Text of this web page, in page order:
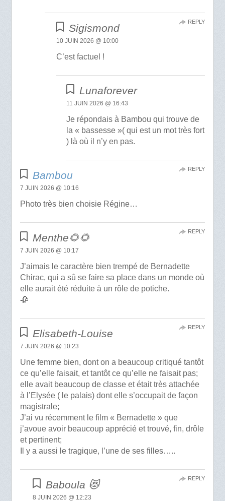
Sigismond
10 JUIN 2026 @ 10:00
C’est factuel !
REPLY
Lunaforever
11 JUIN 2026 @ 16:43
Je répondais à Bambou qui trouve de
la « bassesse »( qui est un mot très fort
) là où il n’y en pas.
Bambou
7 JUIN 2026 @ 10:16
Photo très bien choisie Régine…
REPLY
Menthe🌻🌻
7 JUIN 2026 @ 10:17
J’aimais le caractère bien trempé de Bernadette
Chirac, qui a sû se faire sa place dans un monde où
elle aurait été réduite à un rôle de potiche.
🥀
REPLY
Elisabeth-Louise
7 JUIN 2026 @ 10:23
Une femme bien, dont on a beaucoup critiqué tantôt
ce qu’elle faisait, et tantôt ce qu’elle ne faisait pas;
elle avait beaucoup de classe et était très attachée
à l’Elysée ( le palais) dont elle s’occupait de façon
magistrale;
J’ai vu récemment le film « Bernadette » que
j’avoue avoir beaucoup apprécié et trouvé, fin, drôle
et pertinent;
Il y a aussi le tragique, l’une de ses filles…..
REPLY
Baboula 😻
8 JUIN 2026 @ 12:23
REPLY